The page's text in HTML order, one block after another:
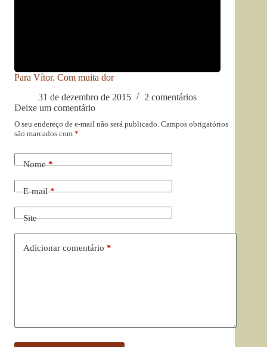
Para Vítor. Com muita dor
31 de dezembro de 2015
2 comentários
Deixe um comentário
O seu endereço de e-mail não será publicado. Campos obrigatórios
são marcados com *
Nome*
E-mail*
Site
Adicionar comentário *